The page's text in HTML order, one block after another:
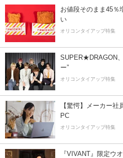
お値段そのまま45％
い
オリコンタイアップ特集
SUPER★DRAGON
ー”
オリコンタイアップ特集
【驚愕】メーカー
PC
オリコンタイアップ特集
『VIVANT』限定ウ